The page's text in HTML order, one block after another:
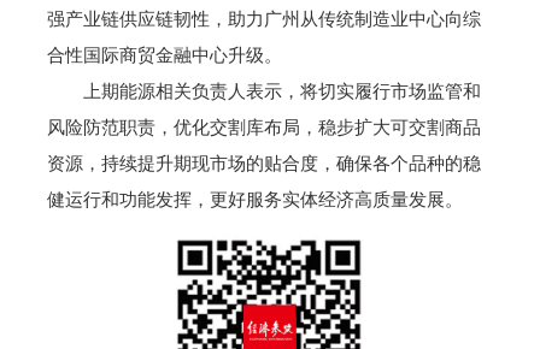
强产业链供应链韧性，助力广州从传统制造业中心向综
合性国际商贸金融中心升级。
上期能源相关负责人表示，将切实履行市场监管和
风险防范职责，优化交割库布局，稳步扩大可交割商品
资源，持续提升期现市场的贴合度，确保各个品种的稳
健运行和功能发挥，更好服务实体经济高质量发展。